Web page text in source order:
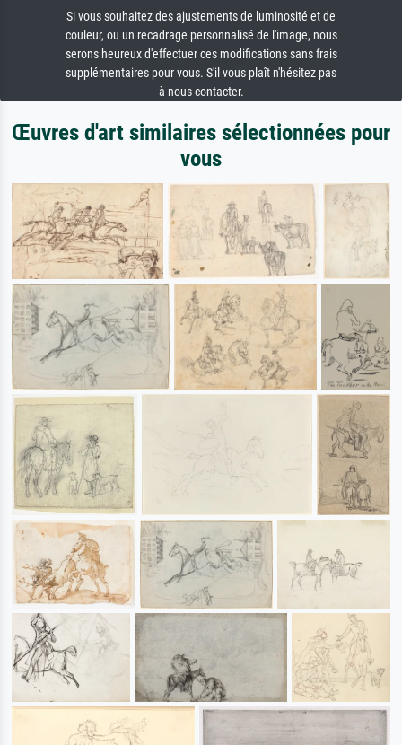
Si vous souhaitez des ajustements de luminosité et de
couleur, ou un recadrage personnalisé de l'image, nous
serons heureux d'effectuer ces modifications sans frais
supplémentaires pour vous. S'il vous plaît n'hésitez pas
à nous contacter.
Œuvres d'art similaires sélectionnées pour
vous